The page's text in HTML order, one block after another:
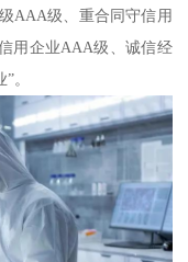
AAA级、重合同守信用
用企业AAA级、诚信经
。